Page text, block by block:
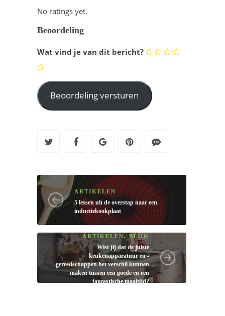
No ratings yet.
Beoordeling
Wat vind je van dit bericht?
ARTIKELEN
5 lessen uit de overstap naar een
inductiekookplaat
ARTIKELEN,BLOG
Wist jij dat de juiste
keukenapparatuur en -
gereedschappen het verschil kunnen
maken tussen een goede en een
fantastische maaltijd?